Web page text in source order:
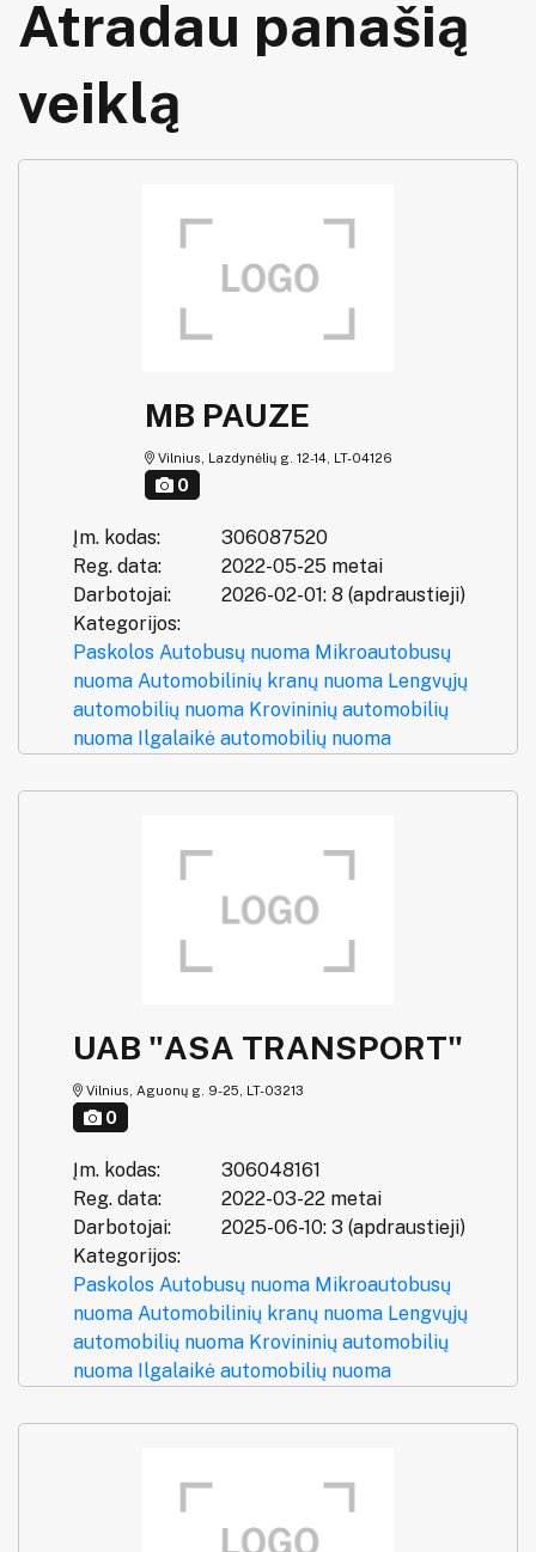
Atradau panašią
veiklą
MB PAUZE
Vilnius, Lazdynėlių g. 12-14, LT-04126
0
Įm. kodas:
306087520
Reg. data:
2022-05-25 metai
Darbotojai:
2026-02-01: 8 (apdraustieji)
Kategorijos:
Paskolos Autobusų nuoma Mikroautobusų
nuoma Automobilinių kranų nuoma Lengvųjų
automobilių nuoma Krovininių automobilių
nuoma Ilgalaikė automobilių nuoma
UAB "ASA TRANSPORT"
Vilnius, Aguonų g. 9-25, LT-03213
0
Įm. kodas:
306048161
Reg. data:
2022-03-22 metai
Darbotojai:
2025-06-10: 3 (apdraustieji)
Kategorijos:
Paskolos Autobusų nuoma Mikroautobusų
nuoma Automobilinių kranų nuoma Lengvųjų
automobilių nuoma Krovininių automobilių
nuoma Ilgalaikė automobilių nuoma